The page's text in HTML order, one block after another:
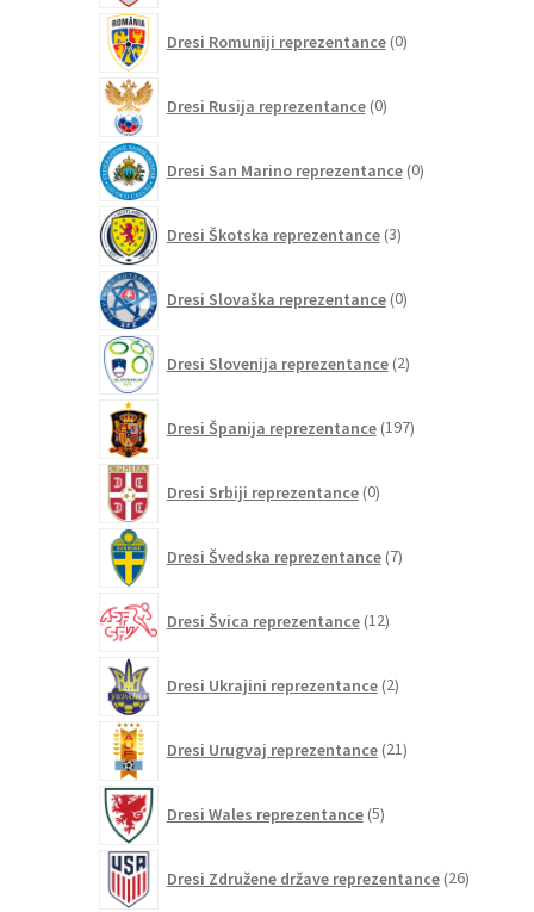
Dresi Romuniji reprezentance 0izdelkov
Dresi Rusija reprezentance 0izdelkov
Dresi San Marino reprezentance 0izdelkov
Dresi Škotska reprezentance 3izdelki
Dresi Slovaška reprezentance 0izdelkov
Dresi Slovenija reprezentance 2izdelka
Dresi Španija reprezentance 197izdelkov
Dresi Srbiji reprezentance 0izdelkov
Dresi Švedska reprezentance 7izdelkov
Dresi Švica reprezentance 12izdelkov
Dresi Ukrajini reprezentance 2izdelka
Dresi Urugvaj reprezentance 21izdelkov
Dresi Wales reprezentance 5izdelkov
Dresi Združene države reprezentance 26izdelkov